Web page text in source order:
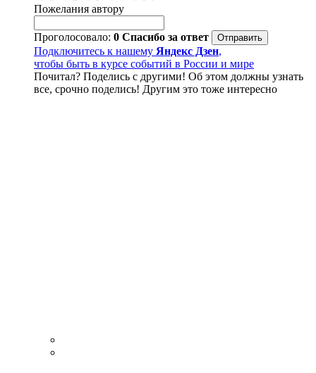
Пожелания автору
Проголосовало: 0 Спасибо за ответ
Подключитесь к нашему Яндекс Дзен,
чтобы быть в курсе событий в России и мире
Почитал? Поделись с другими! Об этом должны узнать
все, срочно поделись! Другим это тоже интересно